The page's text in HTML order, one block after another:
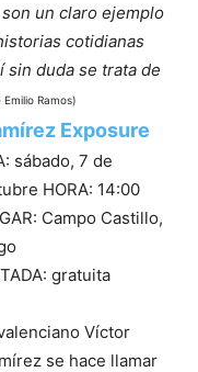
un claro ejemplo
cotidianas
sin duda se trata de
Emilio Ramos)
Exposure
sábado, 7 de
HORA: 14:00
Campo Castillo,
gratuita
Víctor
se hace llamar